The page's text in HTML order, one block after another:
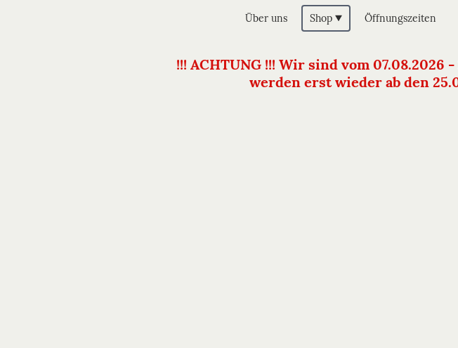
Über uns Shop Öffnungszeiten
!!! ACHTUNG !!! Wir sind vom
werden erst wieder ab den